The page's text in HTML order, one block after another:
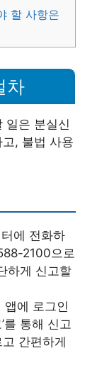
할 사항은
차
일은 분실신
, 불법 사용
에 전화하
2100으로
하게 신고할
에 로그인
를 통해 신고
간편하게